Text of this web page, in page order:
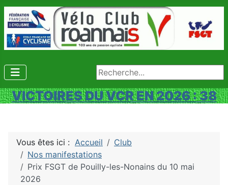
Rechercher
VICTOIRES DU VCR EN 2026 : 38
Vous êtes ici : Accueil
Club
Nos manifestations
Prix FSGT de Pouilly-les-Nonains du 10 mai
2026